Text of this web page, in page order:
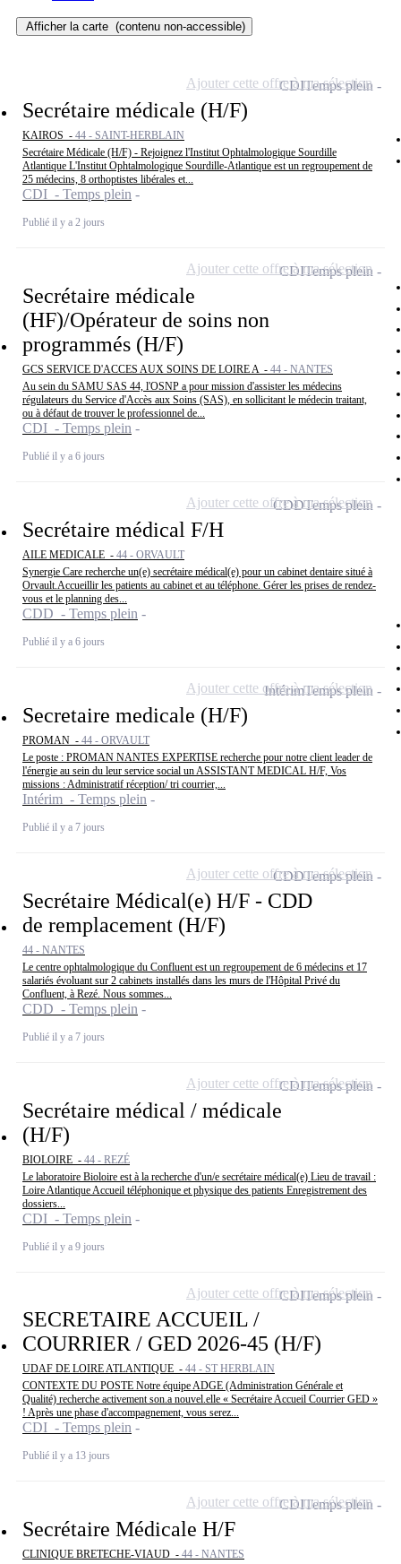
Afficher la carte (contenu non-accessible)
Secrétaire médicale (H/F)
KAIROS - 44 - SAINT-HERBLAIN
Secrétaire Médicale (H/F) - Rejoignez l'Institut Ophtalmologique Sourdille
Atlantique L'Institut Ophtalmologique Sourdille-Atlantique est un regroupement de
25 médecins, 8 orthoptistes libérales et...
CDI - Temps plein
Publié il y a 2 jours
CDITemps plein
Ajouter cette offre à ma sélection
Secrétaire médicale
(HF)/Opérateur de soins non
programmés (H/F)
GCS SERVICE D'ACCES AUX SOINS DE LOIRE A - 44 - NANTES
Au sein du SAMU SAS 44, l'OSNP a pour mission d'assister les médecins
régulateurs du Service d'Accès aux Soins (SAS), en sollicitant le médecin traitant,
ou à défaut de trouver le professionnel de...
CDI - Temps plein
Publié il y a 6 jours
CDITemps plein
Ajouter cette offre à ma sélection
Secrétaire médical F/H
AILE MEDICALE - 44 - ORVAULT
Synergie Care recherche un(e) secrétaire médical(e) pour un cabinet dentaire situé à
Orvault.Accueillir les patients au cabinet et au téléphone. Gérer les prises de rendez-
vous et le planning des...
CDD - Temps plein
Publié il y a 6 jours
CDDTemps plein
Ajouter cette offre à ma sélection
Secretaire medicale (H/F)
PROMAN - 44 - ORVAULT
Le poste : PROMAN NANTES EXPERTISE recherche pour notre client leader de
l'énergie au sein du leur service social un ASSISTANT MEDICAL H/F, Vos
missions : Administratif réception/ tri courrier,...
Intérim - Temps plein
Publié il y a 7 jours
IntérimTemps plein
Ajouter cette offre à ma sélection
Secrétaire Médical(e) H/F - CDD
de remplacement (H/F)
44 - NANTES
Le centre ophtalmologique du Confluent est un regroupement de 6 médecins et 17
salariés évoluant sur 2 cabinets installés dans les murs de l'Hôpital Privé du
Confluent, à Rezé. Nous sommes...
CDD - Temps plein
Publié il y a 7 jours
CDDTemps plein
Ajouter cette offre à ma sélection
Secrétaire médical / médicale
(H/F)
BIOLOIRE - 44 - REZÉ
Le laboratoire Bioloire est à la recherche d'un/e secrétaire médical(e) Lieu de travail :
Loire Atlantique Accueil téléphonique et physique des patients Enregistrement des
dossiers...
CDI - Temps plein
Publié il y a 9 jours
CDITemps plein
Ajouter cette offre à ma sélection
SECRETAIRE ACCUEIL /
COURRIER / GED 2026-45 (H/F)
UDAF DE LOIRE ATLANTIQUE - 44 - ST HERBLAIN
CONTEXTE DU POSTE Notre équipe ADGE (Administration Générale et
Qualité) recherche activement son.a nouvel.elle « Secrétaire Accueil Courrier GED »
! Après une phase d'accompagnement, vous serez...
CDI - Temps plein
Publié il y a 13 jours
CDITemps plein
Ajouter cette offre à ma sélection
Secrétaire Médicale H/F
CLINIQUE BRETECHE-VIAUD - 44 - NANTES
CDITemps plein
Ajouter cette offre à ma sélection